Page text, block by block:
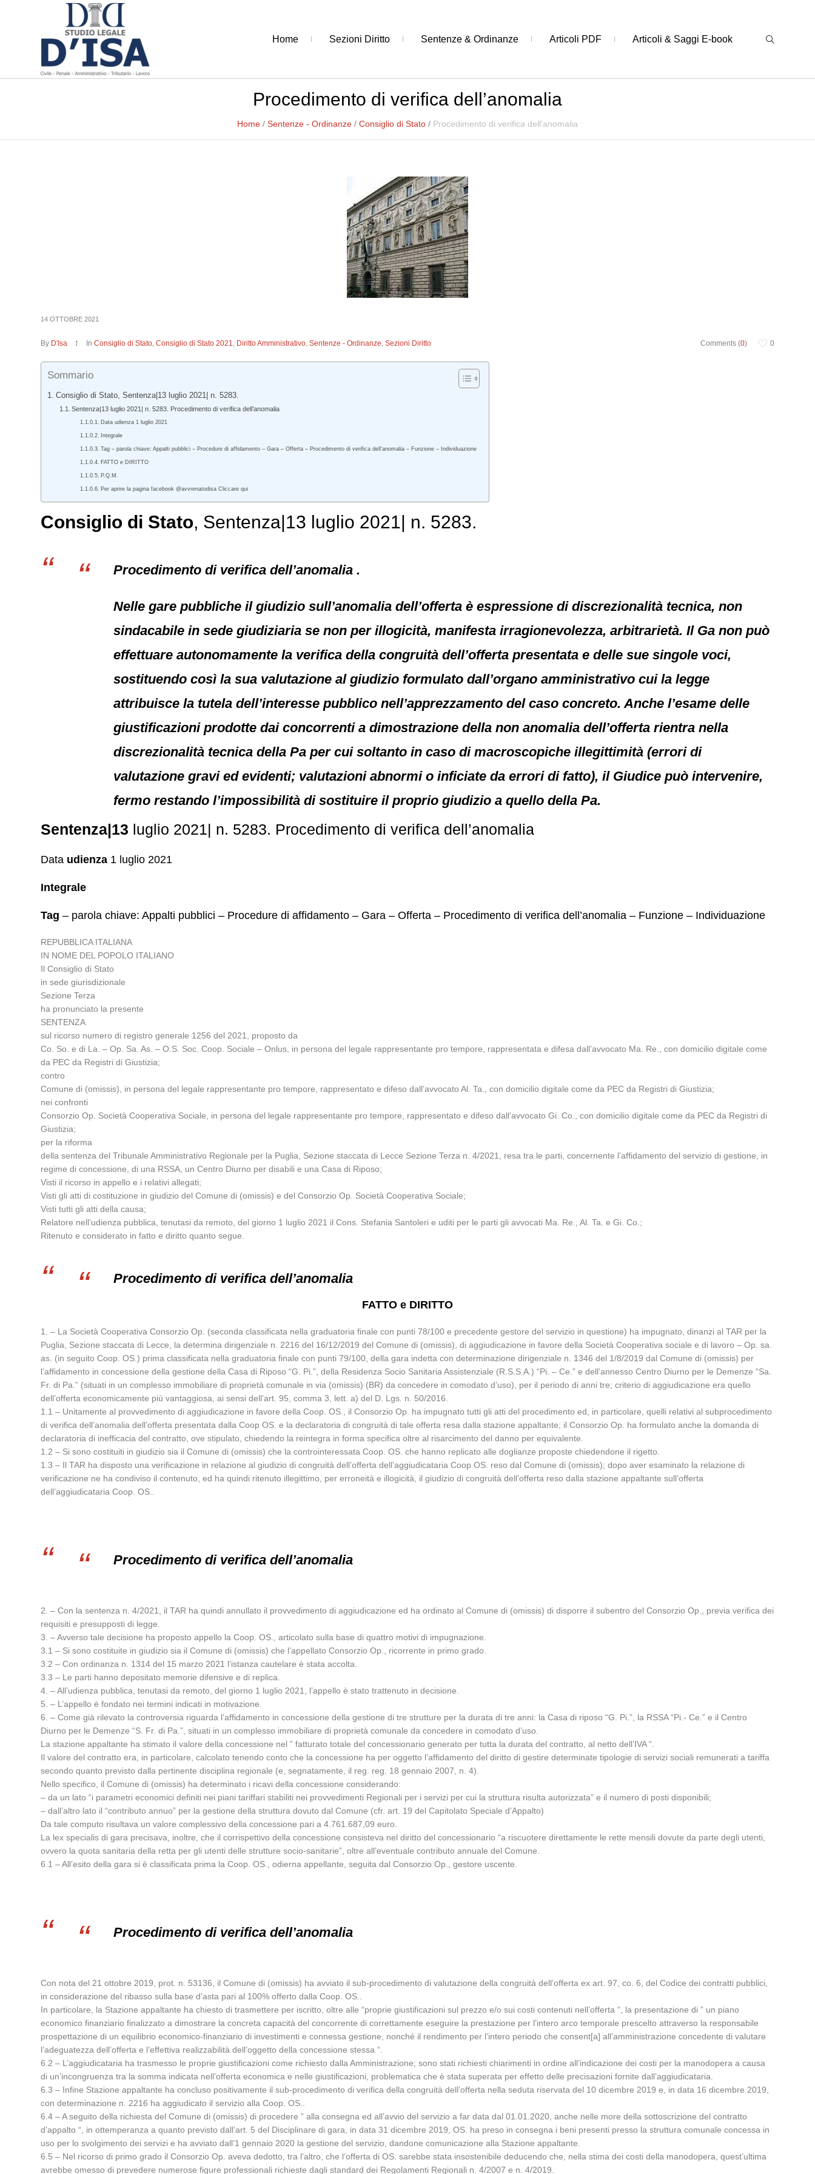
Home Sezioni Diritto Sentenze & Ordinanze Articoli PDF Articoli & Saggi E-book
Procedimento di verifica dell’anomalia
Home / Sentenze - Ordinanze / Consiglio di Stato / Procedimento di verifica dell’anomalia
14 OTTOBRE 2021
Comments (0) 0
By D'Isa InConsiglio di Stato,Consiglio di Stato 2021, Diritto Amministrativo,Sentenze - Ordinanze,Sezioni Diritto
Sommario
Consiglio di Stato, Sentenza|13 luglio 2021| n. 5283.
Sentenza|13 luglio 2021| n. 5283. Procedimento di verifica dell’anomalia
Data udienza 1 luglio 2021
Integrale
Tag – parola chiave: Appalti pubblici – Procedure di affidamento – Gara – Offerta – Procedimento di verifica dell’anomalia – Funzione – Individuazione
FATTO e DIRITTO
P.Q.M.
Per aprire la pagina facebook @avvrenatodisa Cliccare qui
Consiglio di Stato, Sentenza|13 luglio 2021| n. 5283.
Procedimento di verifica dell’anomalia .
Nelle gare pubbliche il giudizio sull’anomalia dell’offerta è espressione di discrezionalità tecnica, non
sindacabile in sede giudiziaria se non per illogicità, manifesta irragionevolezza, arbitrarietà. Il Ga non può
effettuare autonomamente la verifica della congruità dell’offerta presentata e delle sue singole voci,
sostituendo così la sua valutazione al giudizio formulato dall’organo amministrativo cui la legge
attribuisce la tutela dell’interesse pubblico nell’apprezzamento del caso concreto. Anche l’esame delle
giustificazioni prodotte dai concorrenti a dimostrazione della non anomalia dell’offerta rientra nella
discrezionalità tecnica della Pa per cui soltanto in caso di macroscopiche illegittimità (errori di
valutazione gravi ed evidenti; valutazioni abnormi o inficiate da errori di fatto), il Giudice può intervenire,
fermo restando l’impossibilità di sostituire il proprio giudizio a quello della Pa.
Sentenza|13 luglio 2021| n. 5283. Procedimento di verifica dell’anomalia
Data udienza 1 luglio 2021
Integrale
Tag – parola chiave: Appalti pubblici – Procedure di affidamento – Gara – Offerta – Procedimento di verifica dell’anomalia – Funzione – Individuazione
REPUBBLICA ITALIANA
IN NOME DEL POPOLO ITALIANO
Il Consiglio di Stato
in sede giurisdizionale
Sezione Terza
ha pronunciato la presente
SENTENZA
sul ricorso numero di registro generale 1256 del 2021, proposto da
Co. So. e di La. – Op. Sa. As. – O.S. Soc. Coop. Sociale – Onlus, in persona del legale rappresentante pro tempore, rappresentata e difesa dall’avvocato Ma. Re., con domicilio digitale come
da PEC da Registri di Giustizia;
contro
Comune di (omissis), in persona del legale rappresentante pro tempore, rappresentato e difeso dall’avvocato Al. Ta., con domicilio digitale come da PEC da Registri di Giustizia;
nei confronti
Consorzio Op. Società Cooperativa Sociale, in persona del legale rappresentante pro tempore, rappresentato e difeso dall’avvocato Gi. Co., con domicilio digitale come da PEC da Registri di
Giustizia;
per la riforma
della sentenza del Tribunale Amministrativo Regionale per la Puglia, Sezione staccata di Lecce Sezione Terza n. 4/2021, resa tra le parti, concernente l’affidamento del servizio di gestione, in
regime di concessione, di una RSSA, un Centro Diurno per disabili e una Casa di Riposo;
Visti il ricorso in appello e i relativi allegati;
Visti gli atti di costituzione in giudizio del Comune di (omissis) e del Consorzio Op. Società Cooperativa Sociale;
Visti tutti gli atti della causa;
Relatore nell’udienza pubblica, tenutasi da remoto, del giorno 1 luglio 2021 il Cons. Stefania Santoleri e uditi per le parti gli avvocati Ma. Re., Al. Ta. e Gi. Co.;
Ritenuto e considerato in fatto e diritto quanto segue.
Procedimento di verifica dell’anomalia
FATTO e DIRITTO
1. – La Società Cooperativa Consorzio Op. (seconda classificata nella graduatoria finale con punti 78/100 e precedente gestore del servizio in questione) ha impugnato, dinanzi al TAR per la
Puglia, Sezione staccata di Lecce, la determina dirigenziale n. 2216 del 16/12/2019 del Comune di (omissis), di aggiudicazione in favore della Società Cooperativa sociale e di lavoro – Op. sa.
as. (in seguito Coop. OS.) prima classificata nella graduatoria finale con punti 79/100, della gara indetta con determinazione dirigenziale n. 1346 del 1/8/2019 dal Comune di (omissis) per
l’affidamento in concessione della gestione della Casa di Riposo “G. Pi.”, della Residenza Socio Sanitaria Assistenziale (R.S.S.A.) “Pi. – Ce.” e dell’annesso Centro Diurno per le Demenze “Sa.
Fr. di Pa.” (situati in un complesso immobiliare di proprietà comunale in via (omissis) (BR) da concedere in comodato d’uso), per il periodo di anni tre; criterio di aggiudicazione era quello
dell’offerta economicamente più vantaggiosa, ai sensi dell’art. 95, comma 3, lett. a) del D. Lgs. n. 50/2016.
1.1 – Unitamente al provvedimento di aggiudicazione in favore della Coop. OS., il Consorzio Op. ha impugnato tutti gli atti del procedimento ed, in particolare, quelli relativi al subprocedimento
di verifica dell’anomalia dell’offerta presentata dalla Coop OS. e la declaratoria di congruità di tale offerta resa dalla stazione appaltante; il Consorzio Op. ha formulato anche la domanda di
declaratoria di inefficacia del contratto, ove stipulato, chiedendo la reintegra in forma specifica oltre al risarcimento del danno per equivalente.
1.2 – Si sono costituiti in giudizio sia il Comune di (omissis) che la controinteressata Coop. OS. che hanno replicato alle doglianze proposte chiedendone il rigetto.
1.3 – Il TAR ha disposto una verificazione in relazione al giudizio di congruità dell’offerta dell’aggiudicataria Coop OS. reso dal Comune di (omissis); dopo aver esaminato la relazione di
verificazione ne ha condiviso il contenuto, ed ha quindi ritenuto illegittimo, per erroneità e illogicità, il giudizio di congruità dell’offerta reso dalla stazione appaltante sull’offerta
dell’aggiudicataria Coop. OS..
Procedimento di verifica dell’anomalia
2. – Con la sentenza n. 4/2021, il TAR ha quindi annullato il provvedimento di aggiudicazione ed ha ordinato al Comune di (omissis) di disporre il subentro del Consorzio Op., previa verifica dei
requisiti e presupposti di legge.
3. – Avverso tale decisione ha proposto appello la Coop. OS., articolato sulla base di quattro motivi di impugnazione.
3.1 – Si sono costituite in giudizio sia il Comune di (omissis) che l’appellato Consorzio Op., ricorrente in primo grado.
3.2 – Con ordinanza n. 1314 del 15 marzo 2021 l’istanza cautelare è stata accolta.
3.3 – Le parti hanno depositato memorie difensive e di replica.
4. – All’udienza pubblica, tenutasi da remoto, del giorno 1 luglio 2021, l’appello è stato trattenuto in decisione.
5. – L’appello è fondato nei termini indicati in motivazione.
6. – Come già rilevato la controversia riguarda l’affidamento in concessione della gestione di tre strutture per la durata di tre anni: la Casa di riposo “G. Pi.”, la RSSA “Pi.- Ce.” e il Centro
Diurno per le Demenze “S. Fr. di Pa.”, situati in un complesso immobiliare di proprietà comunale da concedere in comodato d’uso.
La stazione appaltante ha stimato il valore della concessione nel ” fatturato totale del concessionario generato per tutta la durata del contratto, al netto dell’IVA “.
Il valore del contratto era, in particolare, calcolato tenendo conto che la concessione ha per oggetto l’affidamento del diritto di gestire determinate tipologie di servizi sociali remunerati a tariffa
secondo quanto previsto dalla pertinente disciplina regionale (e, segnatamente, il reg. reg. 18 gennaio 2007, n. 4).
Nello specifico, il Comune di (omissis) ha determinato i ricavi della concessione considerando:
– da un lato “i parametri economici definiti nei piani tariffari stabiliti nei provvedimenti Regionali per i servizi per cui la struttura risulta autorizzata” e il numero di posti disponibili;
– dall’altro lato il “contributo annuo” per la gestione della struttura dovuto dal Comune (cfr. art. 19 del Capitolato Speciale d’Appalto)
Da tale computo risultava un valore complessivo della concessione pari a 4.761.687,09 euro.
La lex specialis di gara precisava, inoltre, che il corrispettivo della concessione consisteva nel diritto del concessionario “a riscuotere direttamente le rette mensili dovute da parte degli utenti,
ovvero la quota sanitaria della retta per gli utenti delle strutture socio-sanitarie”, oltre all’eventuale contributo annuale del Comune.
6.1 – All’esito della gara si è classificata prima la Coop. OS., odierna appellante, seguita dal Consorzio Op., gestore uscente.
Procedimento di verifica dell’anomalia
Con nota del 21 ottobre 2019, prot. n. 53136, il Comune di (omissis) ha avviato il sub-procedimento di valutazione della congruità dell’offerta ex art. 97, co. 6, del Codice dei contratti pubblici,
in considerazione del ribasso sulla base d’asta pari al 100% offerto dalla Coop. OS..
In particolare, la Stazione appaltante ha chiesto di trasmettere per iscritto, oltre alle “proprie giustificazioni sul prezzo e/o sui costi contenuti nell’offerta “, la presentazione di ” un piano
economico finanziario finalizzato a dimostrare la concreta capacità del concorrente di correttamente eseguire la prestazione per l’intero arco temporale prescelto attraverso la responsabile
prospettazione di un equilibrio economico-finanziario di investimenti e connessa gestione, nonché il rendimento per l’intero periodo che consent[a] all’amministrazione concedente di valutare
l’adeguatezza dell’offerta e l’effettiva realizzabilità dell’oggetto della concessione stessa “.
6.2 – L’aggiudicataria ha trasmesso le proprie giustificazioni come richiesto dalla Amministrazione; sono stati richiesti chiarimenti in ordine all’indicazione dei costi per la manodopera a causa
di un’incongruenza tra la somma indicata nell’offerta economica e nelle giustificazioni, problematica che è stata superata per effetto delle precisazioni fornite dall’aggiudicataria.
6.3 – Infine Stazione appaltante ha concluso positivamente il sub-procedimento di verifica della congruità dell’offerta nella seduta riservata del 10 dicembre 2019 e, in data 16 dicembre 2019,
con determinazione n. 2216 ha aggiudicato il servizio alla Coop. OS..
6.4 – A seguito della richiesta del Comune di (omissis) di procedere ” alla consegna ed all’avvio del servizio a far data dal 01.01.2020, anche nelle more della sottoscrizione del contratto
d’appalto “, in ottemperanza a quanto previsto dall’art. 5 del Disciplinare di gara, in data 31 dicembre 2019, OS. ha preso in consegna i beni presenti presso la struttura comunale concessa in
uso per lo svolgimento dei servizi e ha avviato dall’1 gennaio 2020 la gestione del servizio, dandone comunicazione alla Stazione appaltante.
6.5 – Nel ricorso di primo grado il Consorzio Op. aveva dedotto, tra l’altro, che l’offerta di OS. sarebbe stata insostenibile deducendo che, nella stima dei costi della manodopera, quest’ultima
avrebbe omesso di prevedere numerose figure professionali richieste dagli standard dei Regolamenti Regionali n. 4/2007 e n. 4/2019.